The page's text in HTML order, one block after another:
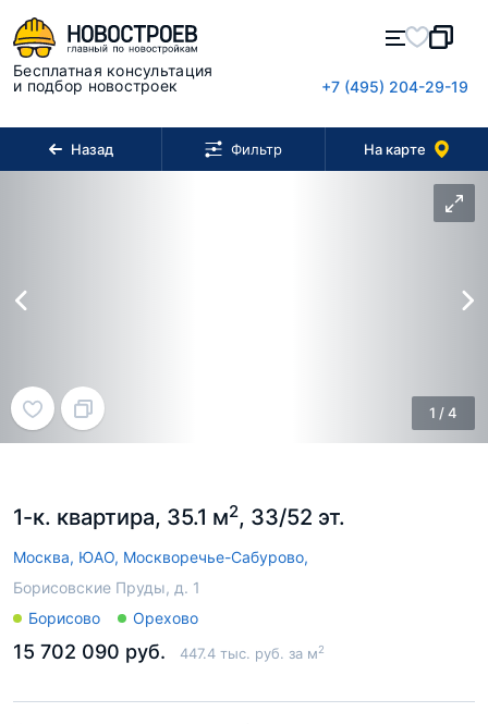
Бесплатная консультация
и подбор новостроек
+7 (495) 204-29-19
Назад Фильтр На карте
1-к. квартира, 35.1 м2, 33/52 эт.
Москва, ЮАО, Москворечье-Сабурово,
Борисовские Пруды, д. 1
Борисово
Орехово
1 /4
15 702 090 руб. 447.4 тыс. руб. за м2